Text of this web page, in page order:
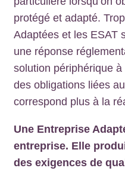
protégé et adapté.
Adaptées et les ESAT
une réponse
solution périphérique
des obligations liées
correspond plus à la
Une Entreprise
entreprise. Elle
des exigences de